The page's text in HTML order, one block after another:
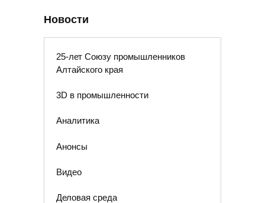
Новости
25-лет Союзу промышленников
Алтайского края
3D в промышленности
Аналитика
Анонсы
Видео
Деловая среда